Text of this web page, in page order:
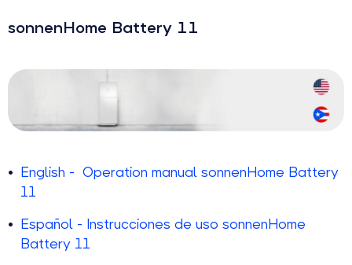
sonnenHome Battery 11
English - Operation manual sonnenHome Battery
11
Español - Instrucciones de uso sonnenHome
Battery 11